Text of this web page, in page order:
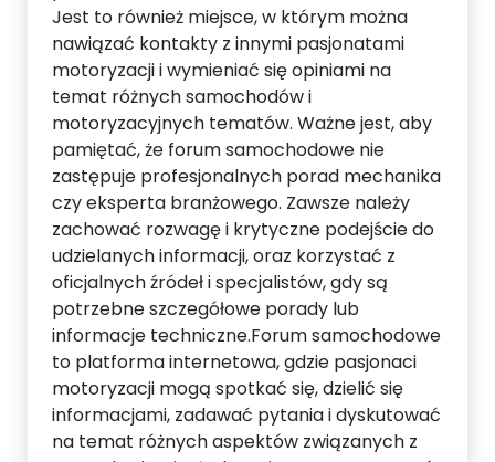
Jest to również miejsce, w którym można
nawiązać kontakty z innymi pasjonatami
motoryzacji i wymieniać się opiniami na
temat różnych samochodów i
motoryzacyjnych tematów. Ważne jest, aby
pamiętać, że forum samochodowe nie
zastępuje profesjonalnych porad mechanika
czy eksperta branżowego. Zawsze należy
zachować rozwagę i krytyczne podejście do
udzielanych informacji, oraz korzystać z
oficjalnych źródeł i specjalistów, gdy są
potrzebne szczegółowe porady lub
informacje techniczne.Forum samochodowe
to platforma internetowa, gdzie pasjonaci
motoryzacji mogą spotkać się, dzielić się
informacjami, zadawać pytania i dyskutować
na temat różnych aspektów związanych z